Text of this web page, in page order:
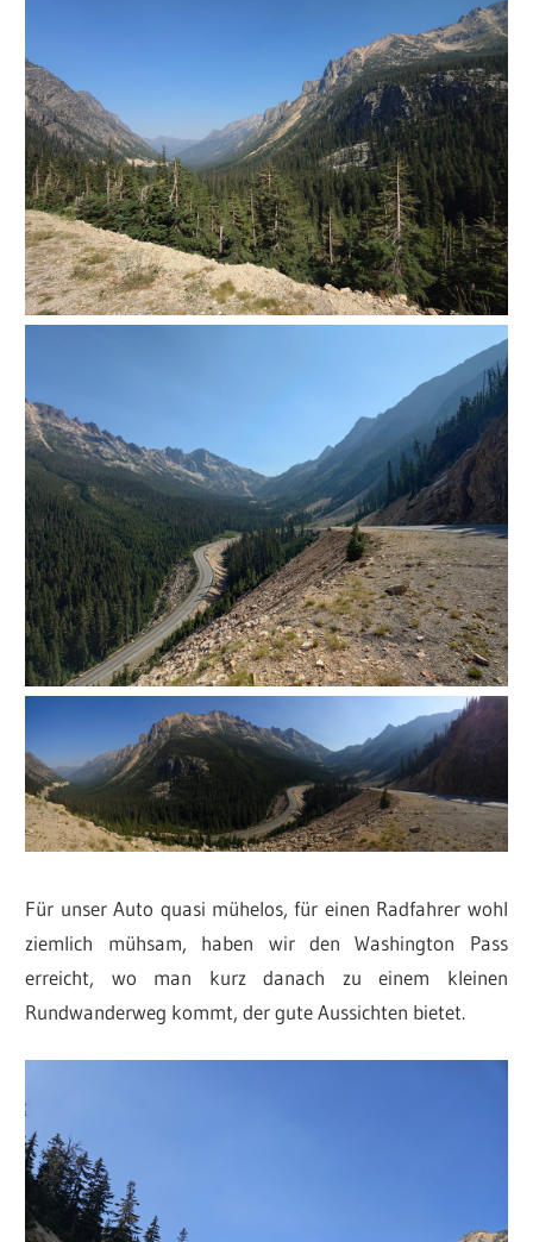
Für unser Auto quasi mühelos, für einen Radfahrer wohl
ziemlich mühsam, haben wir den Washington Pass
erreicht, wo man kurz danach zu einem kleinen
Rundwanderweg kommt, der gute Aussichten bietet.